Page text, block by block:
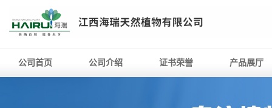
公司首页 公司介绍 证书荣誉 产品展厅